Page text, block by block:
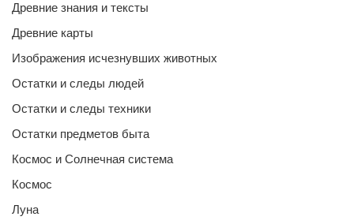
Древние знания и тексты
Древние карты
Изображения исчезнувших животных
Остатки и следы людей
Остатки и следы техники
Остатки предметов быта
Космос и Солнечная система
Космос
Луна